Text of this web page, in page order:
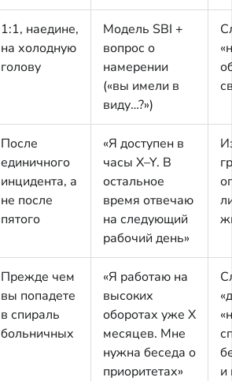
1:1, наедине,
на холодную
голову
Модель SBI +
вопрос о
намерении
(«вы имели в
виду…?»)
После
единичного
инцидента, а
не после
пятого
«Я доступен в
часы X–Y. В
остальное
время отвечаю
на следующий
рабочий день»
Прежде чем
вы попадете
в спираль
больничных
«Я работаю на
высоких
оборотах уже X
месяцев. Мне
нужна беседа о
приоритетах»
и